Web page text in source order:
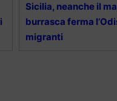
Sicilia, neanche il
burrasca ferma
migranti